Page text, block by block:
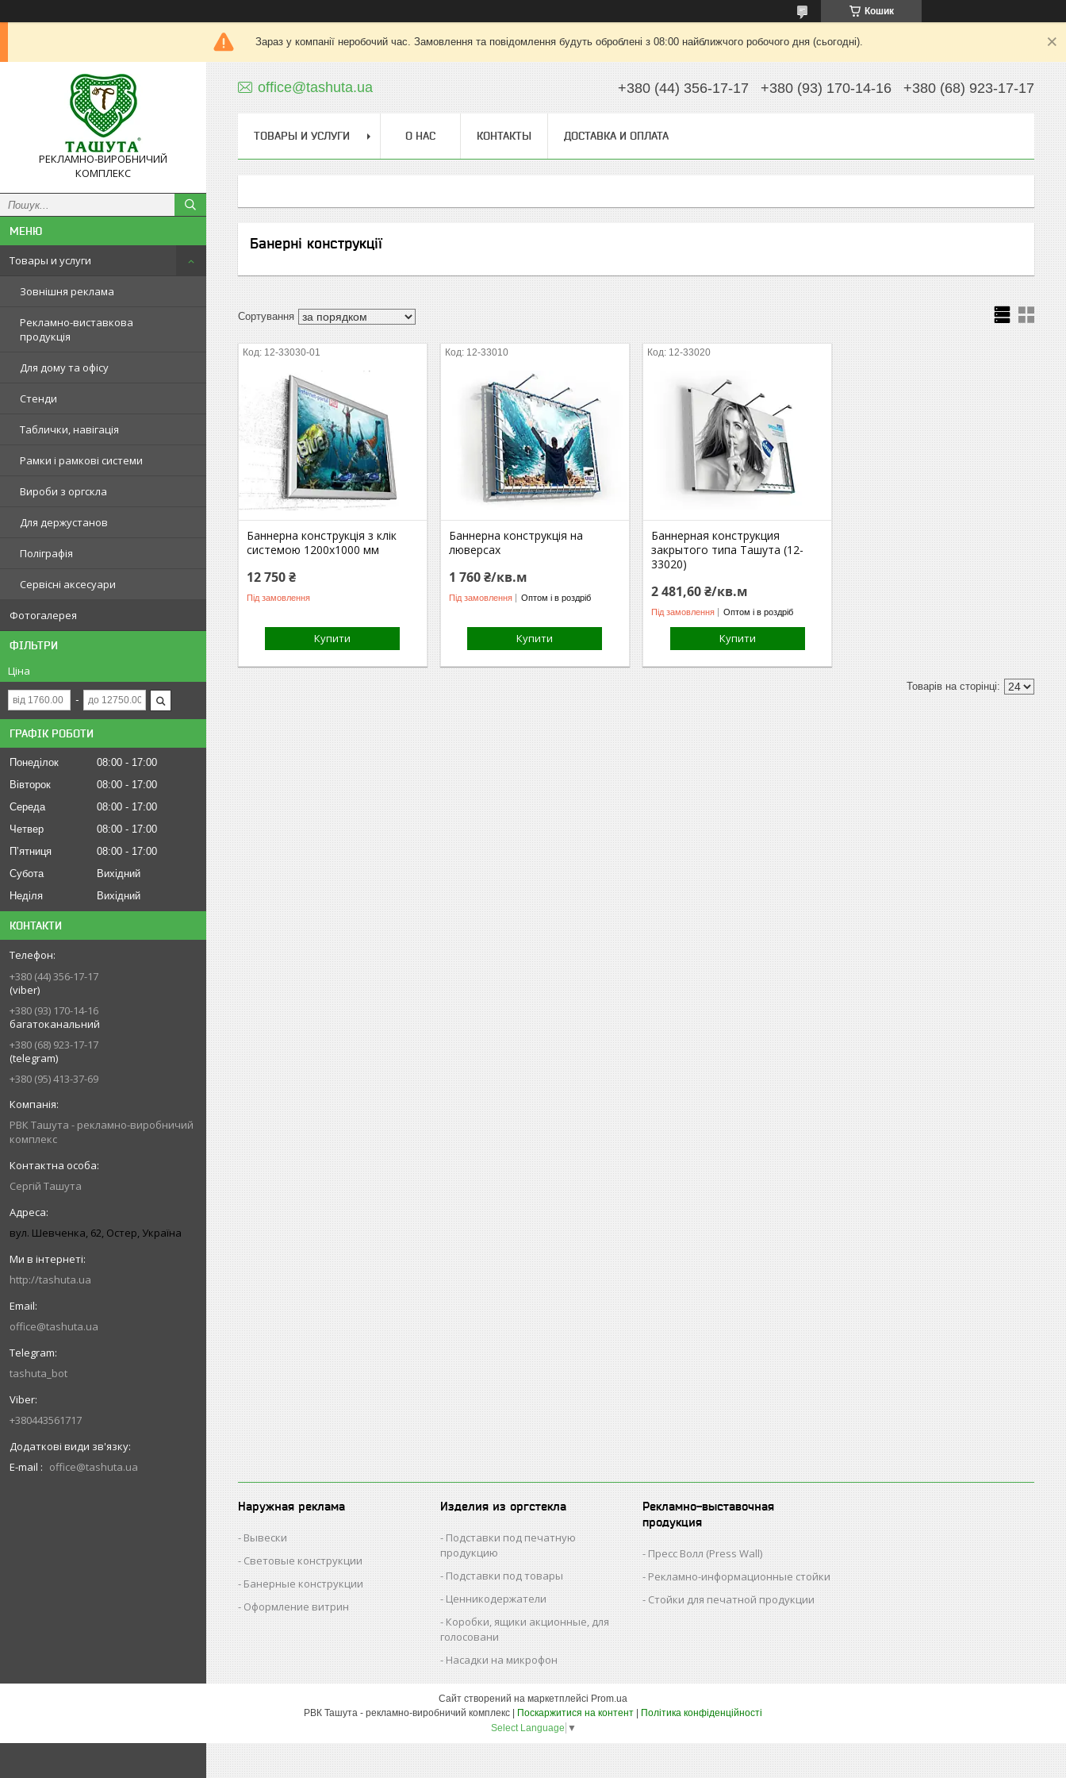
Кошик
Зараз у компанії неробочий час. Замовлення та повідомлення будуть оброблені з 08:00 найближчого робочого дня (сьогодні).
РЕКЛАМНО-ВИРОБНИЧИЙ
КОМПЛЕКС
Товары и услуги
Зовнішня реклама
Рекламно-виставкова
продукція
Для дому та офісу
Стенди
Таблички, навігація
Рамки і рамкові системи
Вироби з оргскла
Для держустанов
Поліграфія
Сервісні аксесуари
Фотогалерея
ФІЛЬТРИ
Ціна
ГРАФІК РОБОТИ
Понеділок 08:00
17:00
Вівторок
08:00
17:00
Середа
08:00
17:00
Четвер
08:00
17:00
Пʼятниця
08:00
17:00
Субота
Вихідний
Неділя
Вихідний
КОНТАКТИ
+380 (44) 356-17-17
(viber)
+380 (93) 170-14-16
багатоканальний
+380 (68) 923-17-17
(telegram)
+380 (95) 413-37-69
РВК Ташута - рекламно-виробничий
комплекс
Сергій Ташута
вул. Шевченка, 62, Остер, Україна
http://tashuta.ua
office@tashuta.ua
tashuta_bot
+380443561717
E-mail office@tashuta.ua
office@tashuta.ua +380 (44) 356-17-17 +380 (93) 170-14-16 +380 (68) 923-17-17
ТОВАРЫ И УСЛУГИ О НАС КОНТАКТЫ ДОСТАВКА И ОПЛАТА
Банерні конструкції
12-33030-01
Баннерна конструкція з клік
системою 1200х1000 мм
12 750 ₴
Під замовлення
Купити
12-33010
Баннерна конструкція на
люверсах
1 760 ₴/кв.м
Під замовлення Оптом і в роздріб
Купити
12-33020
Баннерная конструкция
закрытого типа Ташута (12-
33020)
2 481,60 ₴/кв.м
Під замовлення Оптом і в роздріб
Купити
Наружная реклама
Вывески
Световые конструкции
Банерные конструкции
Оформление витрин
Изделия из оргстекла
Подставки под печатную
продукцию
Подставки под товары
Ценникодержатели
Коробки, ящики акционные, для
голосовани
Насадки на микрофон
Рекламно-выставочная
продукция
Пресс Волл (Press Wall)
Рекламно-информационные стойки
Стойки для печатной продукции
Сайт створений на маркетплейсі Prom.ua
Поскаржитися на контент
Політика конфіденційності
Select Language ▼